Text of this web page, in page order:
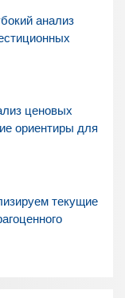
анализ
ценовых
ориентиры для
текущие